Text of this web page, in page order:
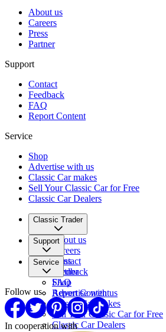
About us
Careers
Press
Partner
Support
Contact
Feedback
FAQ
Report Content
Service
Shop
Advertise with us
Classic Car makes
Sell Your Classic Car for Free
Classic Car Dealers
Classic Trader
About us
Careers
Press
Partner
Support
Contact
Feedback
FAQ
Report Content
Service
Shop
Advertise with us
Classic Car makes
Sell Your Classic Car for Free
Classic Car Dealers
Follow us
In cooperation with